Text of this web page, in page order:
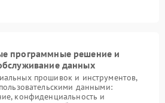
программные решение и
данных
прошивок и инструментов,
данными:
конфиденциальность и